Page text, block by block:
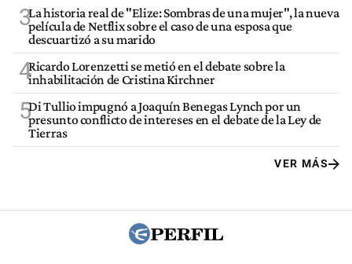
3La historia real de "Elize: Sombras de una mujer", la nueva
película de Netflix sobre el caso de una esposa que
descuartizó a su marido
4Ricardo Lorenzetti se metió en el debate sobre la
inhabilitación de Cristina Kirchner
5Di Tullio impugnó a Joaquín Benegas Lynch por un
presunto conflicto de intereses en el debate de la Ley de
Tierras
VER MÁS